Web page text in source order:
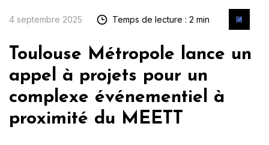
4 septembre 2025 Temps de lecture : 2 min
Toulouse Métropole lance un
appel à projets pour un
complexe événementiel à
proximité du MEETT